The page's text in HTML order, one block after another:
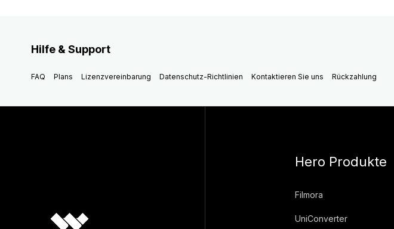
Hilfe & Support
FAQ Plans Lizenzvereinbarung Datenschutz-Richtlinien Kontaktieren Sie uns Rückzahlung
Hero Produkte
Filmora
UniConverter